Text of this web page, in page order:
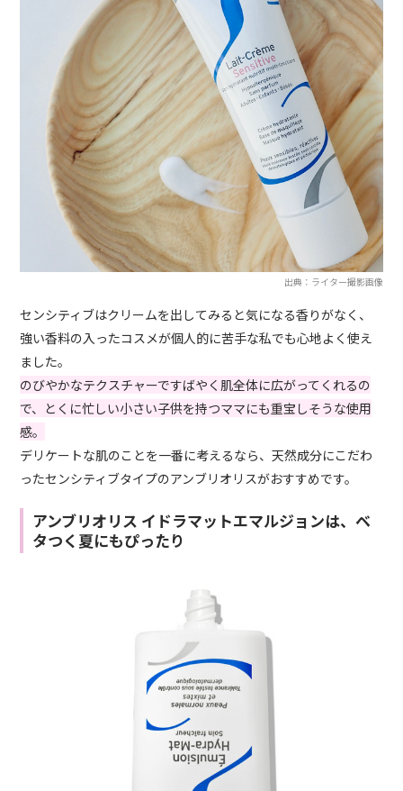
出典：ライター撮影画像
センシティブはクリームを出してみると気になる香りがなく、
強い香料の入ったコスメが個人的に苦手な私でも心地よく使え
ました。
のびやかなテクスチャーですばやく肌全体に広がってくれるの
で、とくに忙しい小さい子供を持つママにも重宝しそうな使用
感。
デリケートな肌のことを一番に考えるなら、天然成分にこだわ
ったセンシティブタイプのアンブリオリスがおすすめです。
アンブリオリス イドラマットエマルジョンは、ベ
タつく夏にもぴったり